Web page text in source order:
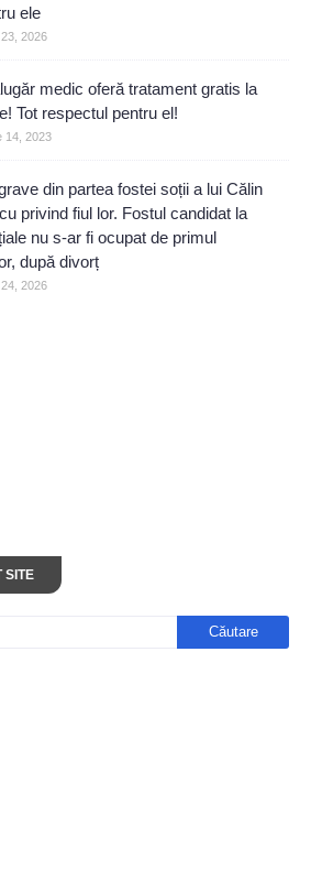
ele
2026
medic oferă tratament gratis la
Tot respectul pentru el!
14, 2023
din partea fostei soții a lui Călin
privind fiul lor. Fostul candidat la
nu s-ar fi ocupat de primul
după divorț
2026
SITE